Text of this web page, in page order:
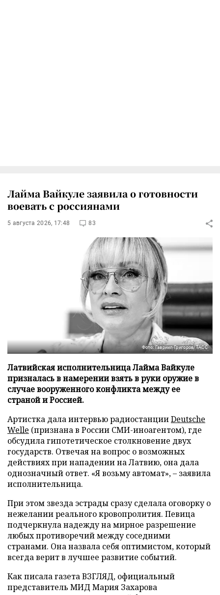
Лайма Вайкуле заявила о готовности
воевать с россиянами
5 августа 2026, 17:48 83
Фото: Гавриил Григоров/ТАСС
Латвийская исполнительница Лайма Вайкуле
призналась в намерении взять в руки оружие в
случае вооруженного конфликта между ее
страной и Россией.
Артистка дала интервью радиостанцииDeutsche
Welle (признана в России СМИ-иноагентом), где
обсудила гипотетическое столкновение двух
государств. Отвечая на вопрос о возможных
действиях при нападении на Латвию, она дала
однозначный ответ. «Я возьму автомат», – заявила
исполнительница.
При этом звезда эстрады сразу сделала оговорку о
нежелании реального кровопролития. Певица
подчеркнула надежду на мирное разрешение
любых противоречий между соседними
странами. Она назвала себя оптимистом, который
всегда верит в лучшее развитие событий.
Как писала газета ВЗГЛЯД, официальный
представитель МИД Мария Захарова